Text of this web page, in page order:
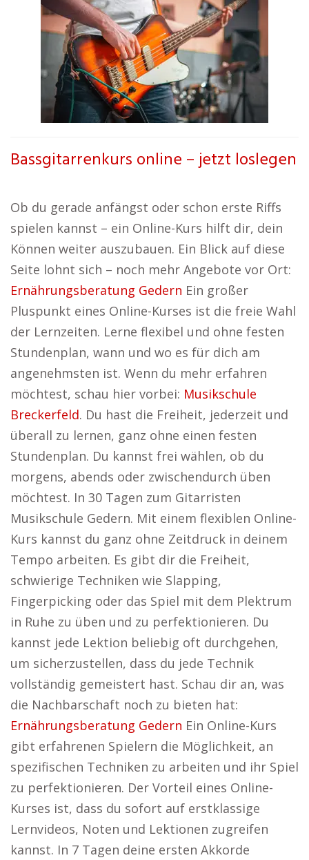
Bassgitarrenkurs online – jetzt loslegen
Ob du gerade anfängst oder schon erste Riffs
spielen kannst – ein Online-Kurs hilft dir, dein
Können weiter auszubauen. Ein Blick auf diese
Seite lohnt sich – noch mehr Angebote vor Ort:
Ernährungsberatung Gedern Ein großer
Pluspunkt eines Online-Kurses ist die freie Wahl
der Lernzeiten. Lerne flexibel und ohne festen
Stundenplan, wann und wo es für dich am
angenehmsten ist. Wenn du mehr erfahren
möchtest, schau hier vorbei: Musikschule
Breckerfeld. Du hast die Freiheit, jederzeit und
überall zu lernen, ganz ohne einen festen
Stundenplan. Du kannst frei wählen, ob du
morgens, abends oder zwischendurch üben
möchtest. In 30 Tagen zum Gitarristen
Musikschule Gedern. Mit einem flexiblen Online-
Kurs kannst du ganz ohne Zeitdruck in deinem
Tempo arbeiten. Es gibt dir die Freiheit,
schwierige Techniken wie Slapping,
Fingerpicking oder das Spiel mit dem Plektrum
in Ruhe zu üben und zu perfektionieren. Du
kannst jede Lektion beliebig oft durchgehen,
um sicherzustellen, dass du jede Technik
vollständig gemeistert hast. Schau dir an, was
die Nachbarschaft noch zu bieten hat:
Ernährungsberatung Gedern Ein Online-Kurs
gibt erfahrenen Spielern die Möglichkeit, an
spezifischen Techniken zu arbeiten und ihr Spiel
zu perfektionieren. Der Vorteil eines Online-
Kurses ist, dass du sofort auf erstklassige
Lernvideos, Noten und Lektionen zugreifen
kannst. In 7 Tagen deine ersten Akkorde